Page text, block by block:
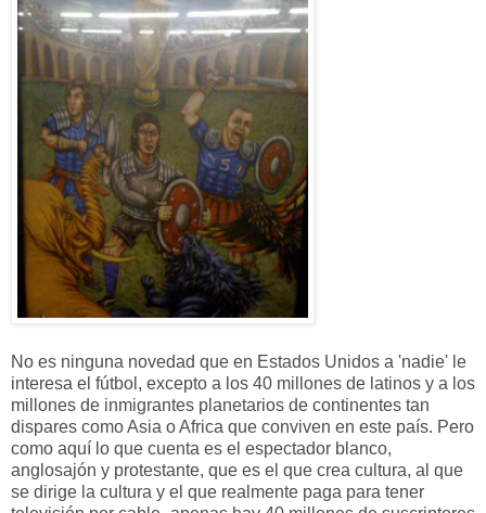
No es ninguna novedad que en Estados Unidos a 'nadie' le
interesa el fútbol, excepto a los 40 millones de latinos y a los
millones de inmigrantes planetarios de continentes tan
dispares como Asia o Africa que conviven en este país. Pero
como aquí lo que cuenta es el espectador blanco,
anglosajón y protestante, que es el que crea cultura, al que
se dirige la cultura y el que realmente paga para tener